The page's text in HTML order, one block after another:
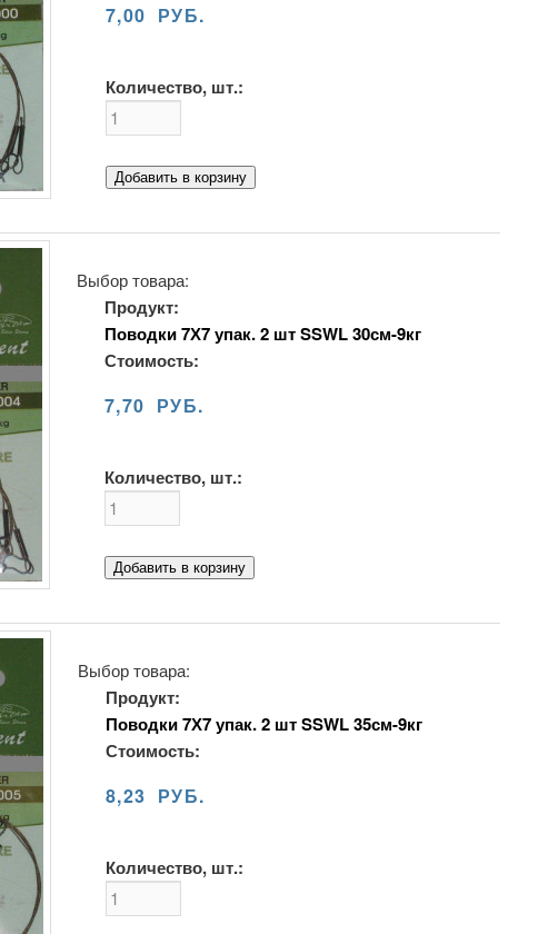
7,00 РУБ.
Количество, шт.:
Добавить в корзину
Выбор товара:
Продукт:
Поводки 7Х7 упак. 2 шт SSWL 30см-9кг
Стоимость:
7,70 РУБ.
Количество, шт.:
Добавить в корзину
Выбор товара:
Продукт:
Поводки 7Х7 упак. 2 шт SSWL 35см-9кг
Стоимость:
8,23 РУБ.
Количество, шт.: